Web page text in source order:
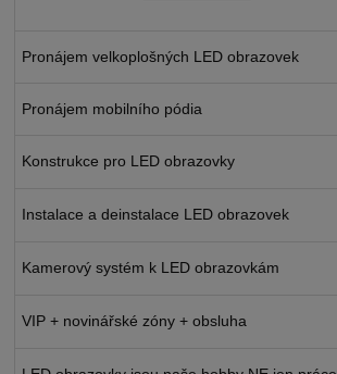
Pronájem velkoplošných LED obrazovek
Pronájem mobilního pódia
Konstrukce pro LED obrazovky
Instalace a deinstalace LED obrazovek
Kamerový systém k LED obrazovkám
VIP + novinářské zóny + obsluha